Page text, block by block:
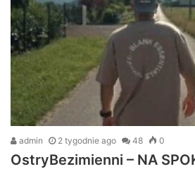
admin 2 tygodnie ago 48 0
OstryBezimienni – NA